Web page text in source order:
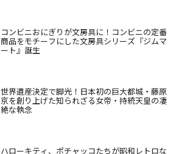
コンビニおにぎりが文房具に！コンビニの定番
商品をモチーフにした文房具シリーズ『ジムマ
ート』誕生
世界遺産決定で脚光！日本初の巨大都城・藤原
京を創り上げた知られざる女帝・持統天皇の凄
絶な執念
ハローキティ、ポチャッコたちが昭和レトロな